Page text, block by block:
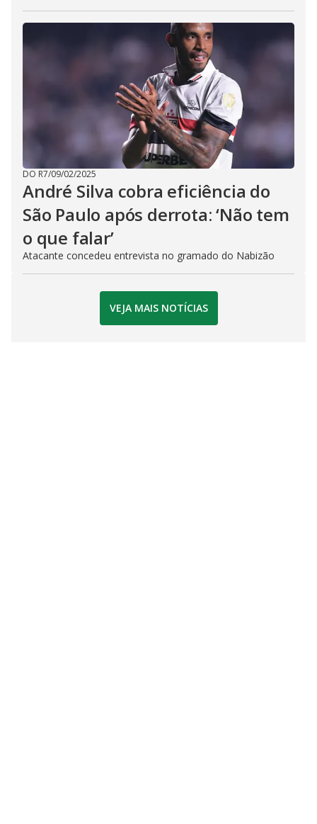
DO R7/09/02/2025
André Silva cobra eficiência do
São Paulo após derrota: ‘Não tem
o que falar’
Atacante concedeu entrevista no gramado do Nabizão
VEJA MAIS NOTÍCIAS